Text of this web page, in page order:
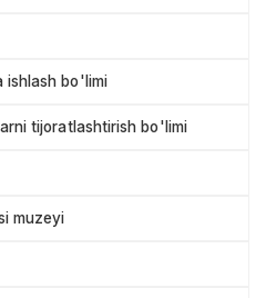
ishlash bo'limi
tijoratlashtirish bo'limi
muzeyi